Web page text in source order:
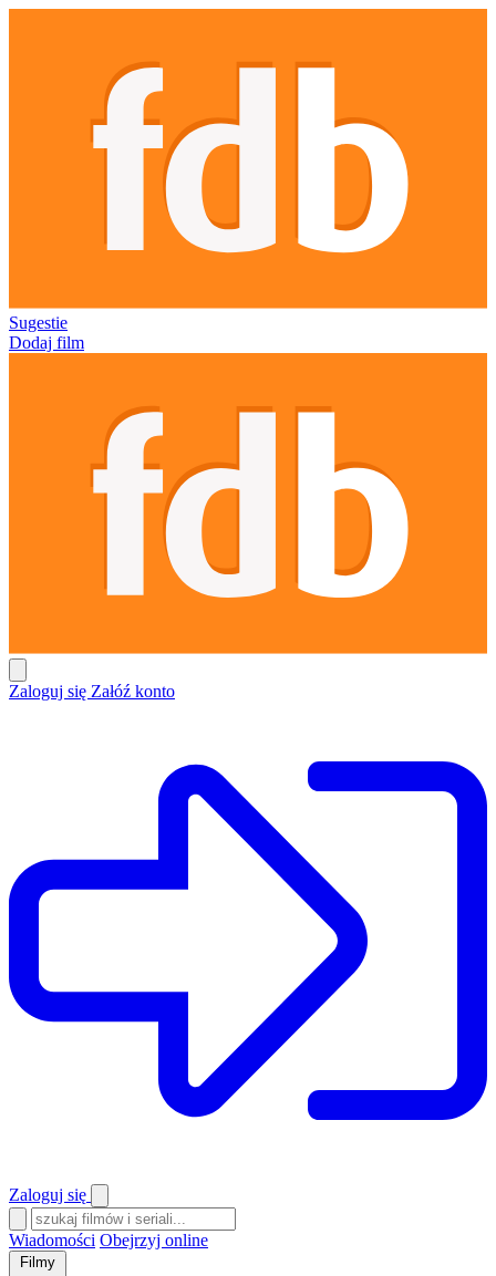
Sugestie
Dodaj film
Zaloguj się Załóź konto
Zaloguj się
Wiadomości Obejrzyj online
Filmy